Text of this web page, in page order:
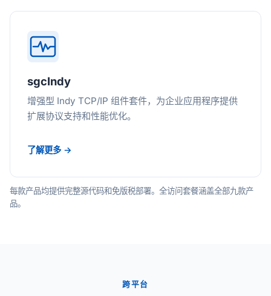
sgcIndy
增强型 Indy TCP/IP 组件套件，为企业应用程序提供
扩展协议支持和性能优化。
了解更多 →
每款产品均提供完整源代码和免版税部署。全访问套餐涵盖全部九款产
品。
跨平台